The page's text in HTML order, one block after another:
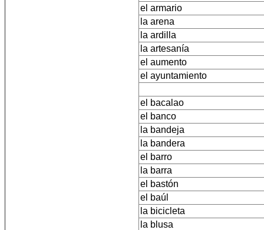
el armario
la arena
la ardilla
la artesanía
el aumento
el ayuntamiento
el bacalao
el banco
la bandeja
la bandera
el barro
la barra
el bastón
el baúl
la bicicleta
la blusa